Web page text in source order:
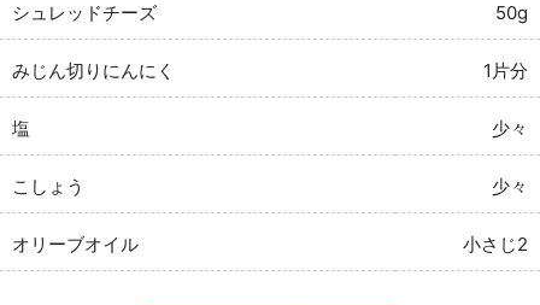
シュレッドチーズ 50g
みじん切りにんにく 1片分
塩 少々
こしょう 少々
オリーブオイル 小さじ2